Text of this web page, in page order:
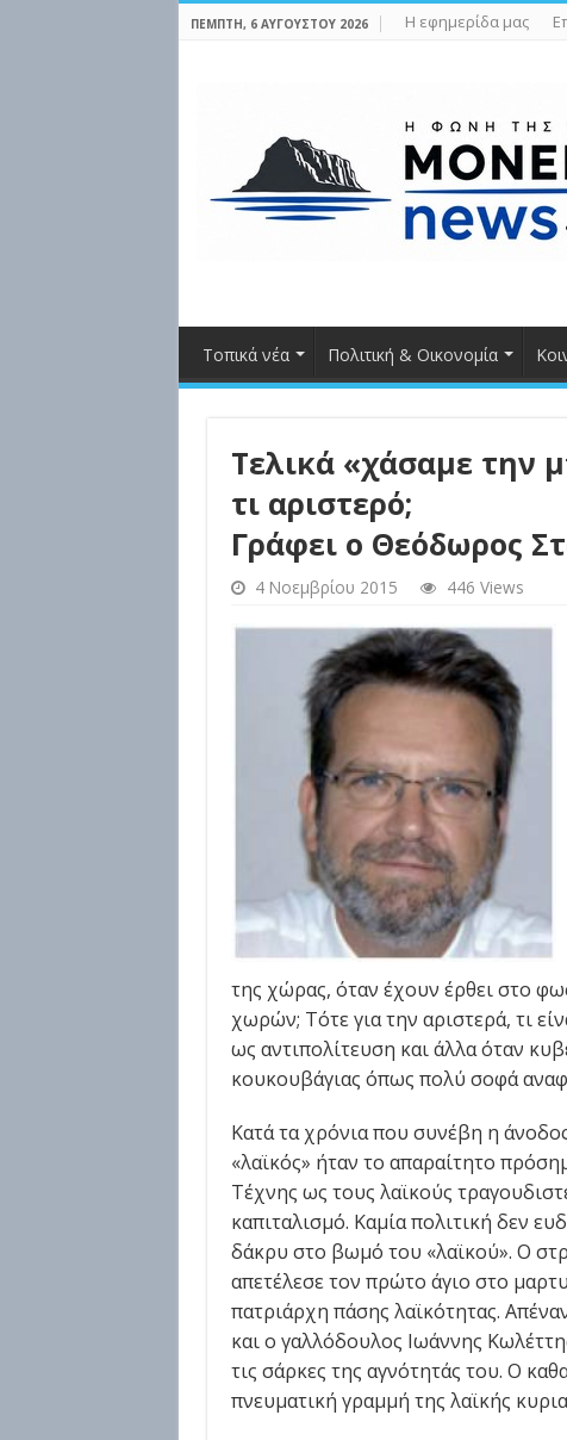
ΠΈΜΠΤΗ, 6 ΑΥΓΟΎΣΤΟΥ 2026 Η εφημερίδα μας
Τοπικά νέα Πολιτική & Οικονομία
Τελικά «χάσαμε την
τι αριστερό;
Γράφει ο Θεόδωρος
4 Νοεμβρίου 2015 446 Views
της χώρας, όταν έχουν έρθει στο
χωρών; Τότε για την αριστερά, τι
ως αντιπολίτευση και άλλα όταν
κουκουβάγιας όπως πολύ σοφά
Κατά τα χρόνια που συνέβη η
«λαϊκός» ήταν το απαραίτητο
Τέχνης ως τους λαϊκούς
καπιταλισμό. Καμία πολιτική δεν
δάκρυ στο βωμό του «λαϊκού». Ο
απετέλεσε τον πρώτο άγιο στο
πατριάρχη πάσης λαϊκότητας.
και ο γαλλόδουλος Ιωάννης
τις σάρκες της αγνότητάς του. Ο
πνευματική γραμμή της λαϊκής